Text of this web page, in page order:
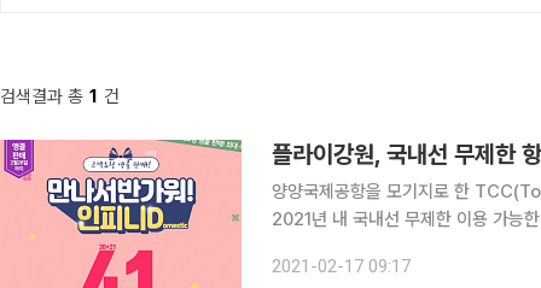
검색결과 총 1 건
플라이강원, 국내선 무제한
양양국제공항을 모기지로 한
2021년 내 국내선 무제한 이용 가능
이강원이 출시한 항공 회원권 개념의
2021-02-17 09:17